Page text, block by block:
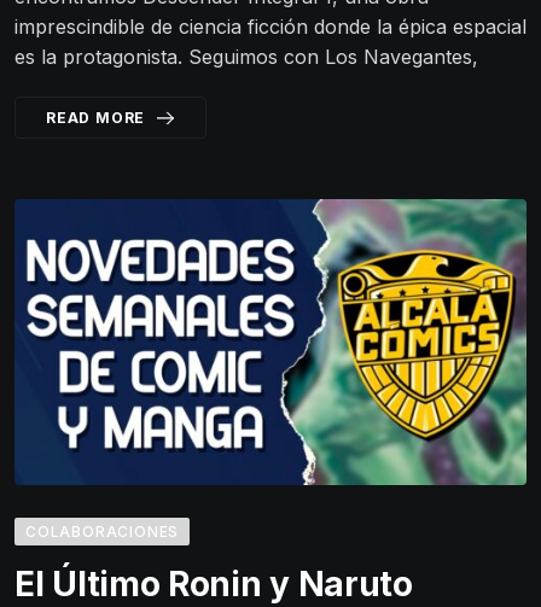
imprescindible de ciencia ficción donde la épica espacial
es la protagonista. Seguimos con Los Navegantes,
READ MORE
COLABORACIONES
El Último Ronin y Naruto